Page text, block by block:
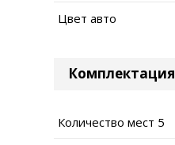
Цвет авто
Комплектация
Количество мест 5